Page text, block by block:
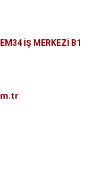
İŞ MERKEZİ B1